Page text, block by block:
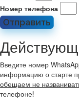
Номер телефона
Отправить
Введите номер
информацию о старте
обещаем не
телефоне!